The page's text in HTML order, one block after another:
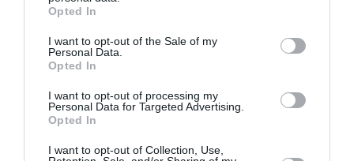
Opted In
I want to opt-out of the Sale of my
Personal Data.
Opted In
I want to opt-out of processing my
Personal Data for Targeted Advertising.
Opted In
I want to opt-out of Collection, Use,
Richiesta nulla osta al
soggiorno CE– Modulo
Richiesta di nulla osta allavoro domestico
stranieri in possesso di unpermesso di